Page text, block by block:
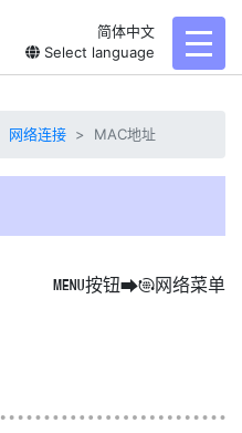
简体中文
Select language
网络连接 MAC地址
G按钮UF网络菜单